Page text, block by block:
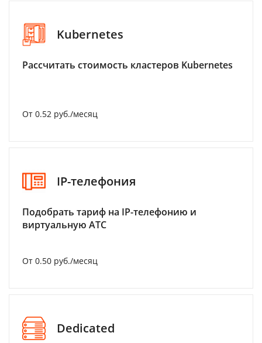
Kubernetes
Рассчитать стоимость кластеров Kubernetes
От 0.52 руб./месяц
IP-телефония
Подобрать тариф на IP-телефонию и
виртуальную АТС
От 0.50 руб./месяц
Dedicated